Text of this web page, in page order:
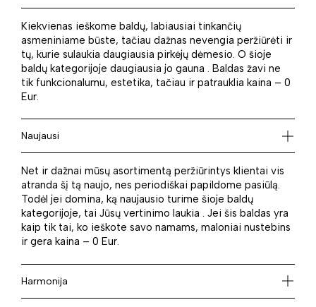
Kiekvienas ieškome baldų, labiausiai tinkančių
asmeniniame būste, tačiau dažnas nevengia peržiūrėti ir
tų, kurie sulaukia daugiausia pirkėjų dėmesio. O šioje
baldų kategorijoje daugiausia jo gauna . Baldas žavi ne
tik funkcionalumu, estetika, tačiau ir patrauklia kaina – 0
Eur.
Naujausi
Net ir dažnai mūsų asortimentą peržiūrintys klientai vis
atranda šį tą naujo, nes periodiškai papildome pasiūlą.
Todėl jei domina, ką naujausio turime šioje baldų
kategorijoje, tai Jūsų vertinimo laukia . Jei šis baldas yra
kaip tik tai, ko ieškote savo namams, maloniai nustebins
ir gera kaina – 0 Eur.
Harmonija